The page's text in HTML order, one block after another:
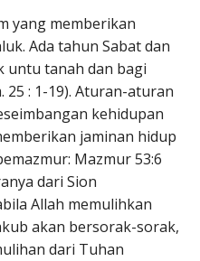
yang memberikan
Ada tahun Sabat dan
untu tanah dan bagi
25 : 1-19). Aturan-aturan
kehidupan
jaminan hidup
Mazmur 53:6
dari Sion
Allah memulihkan
akan bersorak-sorak,
dari Tuhan